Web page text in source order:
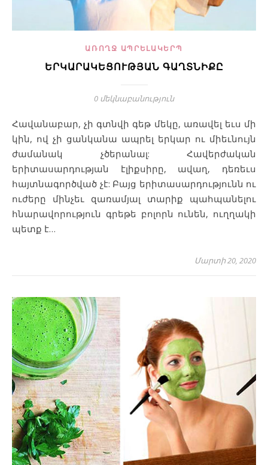
ԱՌՈՂՋ ԱՊՐԵԼԱԿԵՐՊ
ԵՐԿԱՐԱԿԵՑՈՒԹՅԱՆ ԳԱՂՏՆԻՔԸ
0 մեկնաբանություն
Հավանաբար, չի գտնվի գեթ մեկը, առավել եւս մի
կին, ով չի ցանկանա ապրել երկար ու միեւնույն
ժամանակ չծերանալ: Հավերժական
երիտասարդության էլիքսիրը, ավաղ, դեռեւս
հայտնագործված չէ: Բայց երիտասարդությունն ու
ուժերը մինչեւ զառամյալ տարիք պահպանելու
հնարավորություն գրեթե բոլորն ունեն, ուղղակի
պետք է…
Մարտի 20, 2020